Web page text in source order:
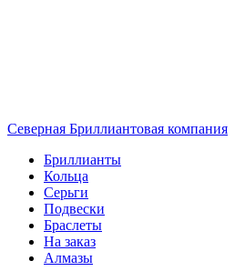
Северная Бриллиантовая компания
Бриллианты
Кольца
Серьги
Подвески
Браслеты
На заказ
Алмазы